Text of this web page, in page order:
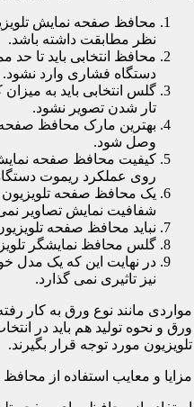
محافظ صفحه نمایش
نظر مطابقت داشته باشد.
محافظ انتخابی باید تا حد
دستگاه فشاری وارد نشود.
گلس انتخابی باید به
تار شدن تصویر نشود.
بهترین مارک محافظ صفحه
وصل شود.
کیفیت محافظ صفحه نمایش
روی عملکرد ریموت دستگاه
یک محافظ صفحه
شفافیت نمایش تصاویر
نباید محافظ صفحه
گلس محافظ نمایشگر
در نهایت این که یک مدل
نیز تاثیری نمی گذارد.
مواردی مانند نوع ورق به کار
ورق و نحوه تولید هم باید در
تلویزیون مورد توجه قرار بگیرند.
مزایا و معایب استفاده از